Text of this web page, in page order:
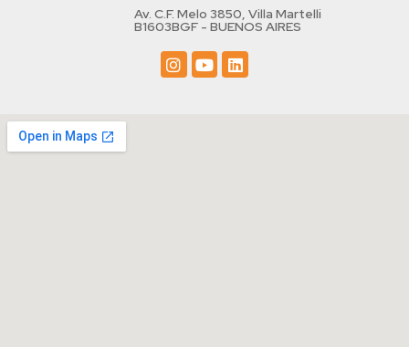
Av. C.F. Melo 3850, Villa Martelli
B1603BGF - BUENOS AIRES